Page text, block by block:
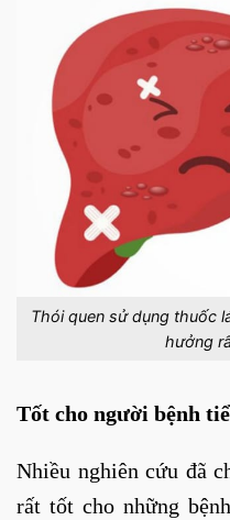
Thói quen sử dụng thuốc
hưởng
Tốt cho người bệnh
Nhiều nghiên cứu đã
rất tốt cho những